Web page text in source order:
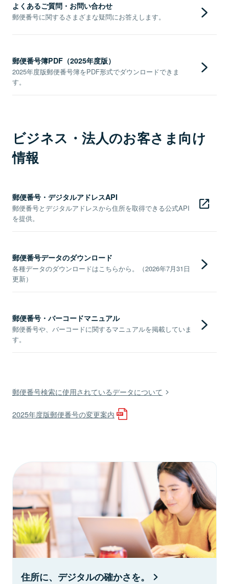
よくあるご質問・お問い合わせ
郵便番号に関するさまざまな疑問にお答えします。
郵便番号簿PDF（2025年度版）
2025年度版郵便番号簿をPDF形式でダウンロードできま
す。
ビジネス・法人のお客さま向け
情報
郵便番号・デジタルアドレスAPI
郵便番号とデジタルアドレスから住所を取得できる公式API
を提供。
郵便番号データのダウンロード
各種データのダウンロードはこちらから。（2026年7月31日
更新）
郵便番号・バーコードマニュアル
郵便番号や、バーコードに関するマニュアルを掲載していま
す。
郵便番号検索に使用されているデータについて
2025年度版郵便番号の変更案内
住所に、デジタルの確かさを。